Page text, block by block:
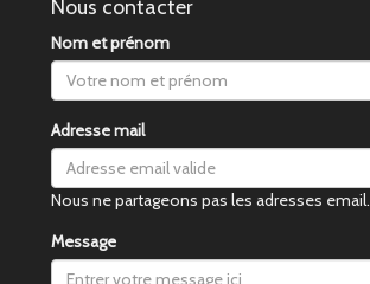
Nous contacter
Nom et prénom
Adresse mail
Nous ne partageons pas les adresses email.
Message